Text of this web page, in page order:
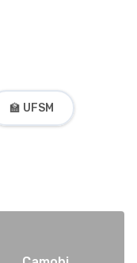
🏫 UFSM